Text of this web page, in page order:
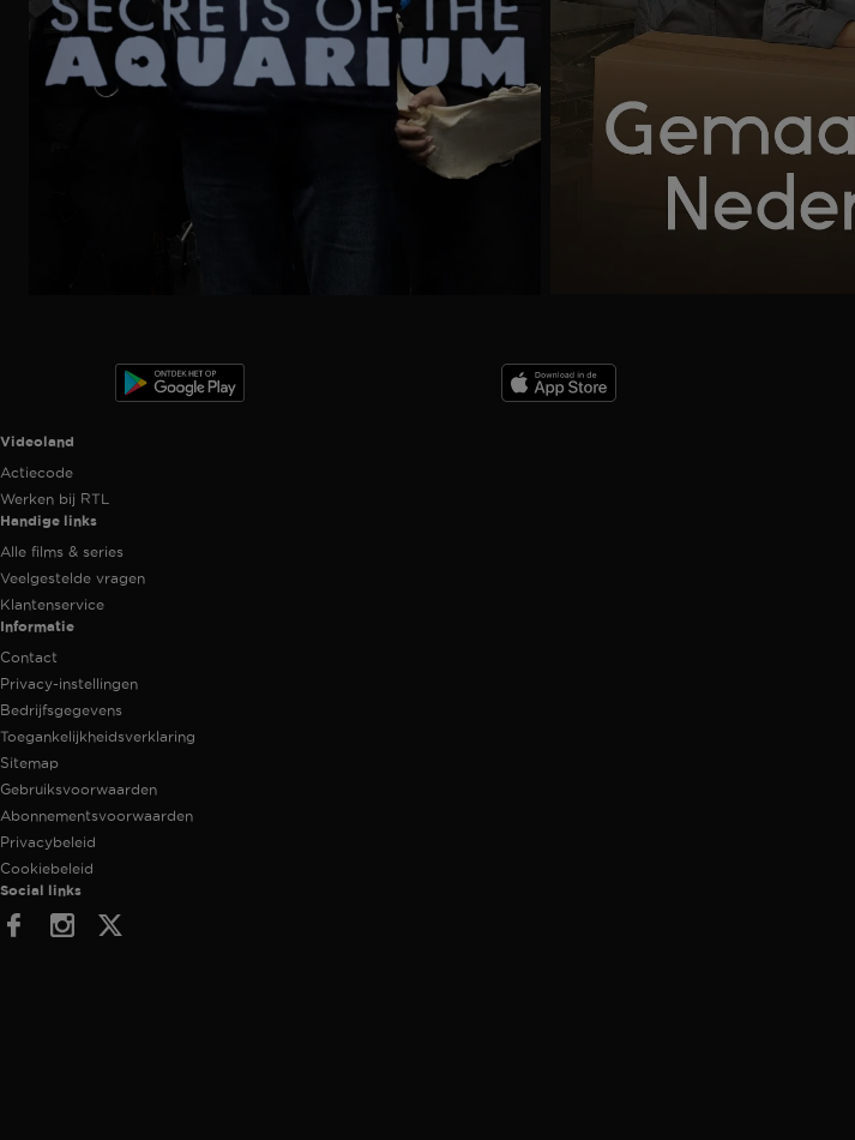
Videoland useful links.
Videoland
Actiecode
Werken bij RTL
Handige links
Alle films & series
Veelgestelde vragen
Klantenservice
Informatie
Contact
Privacy-instellingen
Bedrijfsgegevens
Toegankelijkheidsverklaring
Sitemap
Gebruiksvoorwaarden
Abonnementsvoorwaarden
Privacybeleid
Cookiebeleid
Social links
FacebookInstagram